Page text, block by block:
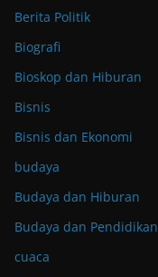
Berita Politik
Biografi
Bioskop dan Hiburan
Bisnis
Bisnis dan Ekonomi
budaya
Budaya dan Hiburan
Budaya dan Pendidikan
cuaca